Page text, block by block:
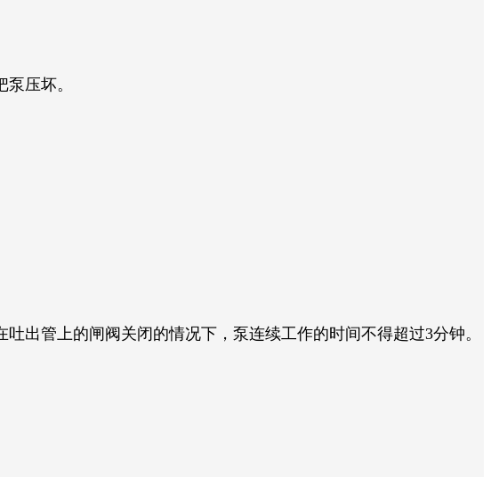
压坏。
管上的闸阀关闭的情况下，泵连续工作的时间不得超过3分钟。